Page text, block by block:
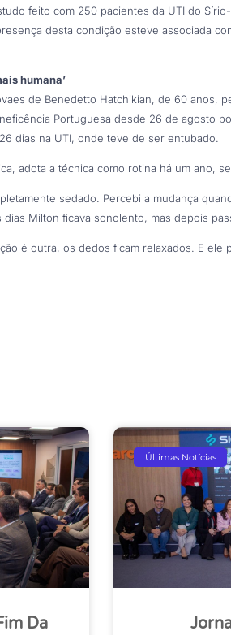
feito com 250 pacientes da UTI do
desta condição esteve associada
humana’
de Benedetto Hatchikian, de 60 anos,
Portuguesa desde 26 de agosto
dias na UTI, onde teve de ser entubado.
adota a técnica como rotina há um ano,
sedado. Percebi a mudança
Milton ficava sonolento, mas depois
é outra, os dedos ficam relaxados. E ele
Da
Últimas Notícias